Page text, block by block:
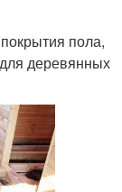
пола,
деревянных